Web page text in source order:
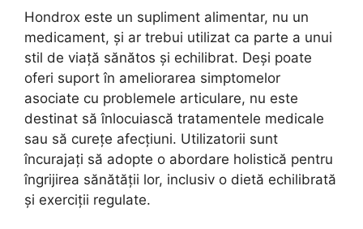
Hondrox este un supliment alimentar, nu un
medicament, și ar trebui utilizat ca parte a unui
stil de viață sănătos și echilibrat. Deși poate
oferi suport în ameliorarea simptomelor
asociate cu problemele articulare, nu este
destinat să înlocuiască tratamentele medicale
sau să curețe afecțiuni. Utilizatorii sunt
încurajați să adopte o abordare holistică pentru
îngrijirea sănătății lor, inclusiv o dietă echilibrată
și exerciții regulate.